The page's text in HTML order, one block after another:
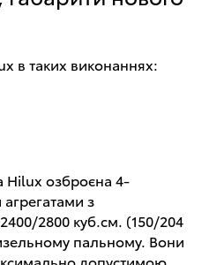
в таких виконаннях:
озброєна 4-
з
2800 куб.см. (150/204
пальному. Вони